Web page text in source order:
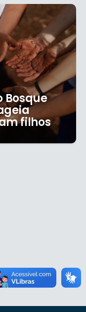
Bosque
filhos